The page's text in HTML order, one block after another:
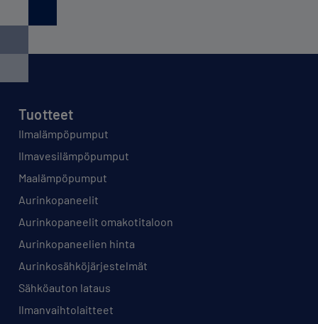
Tuotteet
Ilmalämpöpumput
Ilmavesilämpöpumput
Maalämpöpumput
Aurinkopaneelit
Aurinkopaneelit omakotitaloon
Aurinkopaneelien hinta
Aurinkosähköjärjestelmät
Sähköauton lataus
Ilmanvaihtolaitteet